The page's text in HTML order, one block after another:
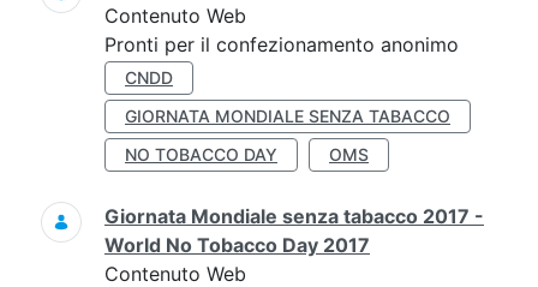
Contenuto Web
Pronti per il confezionamento anonimo
CNDD
GIORNATA MONDIALE SENZA TABACCO
NO TOBACCO DAY
OMS
Giornata Mondiale senza tabacco 2017 -
World No Tobacco Day 2017
Contenuto Web